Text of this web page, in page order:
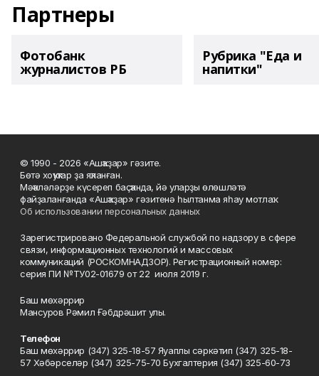
Партнеры
Фотобанк
журналистов РБ
Рубрика "Еда и
напитки"
© 1990 - 2026 «Ашҡаҙар» гәзите.
Бөтә хоҡуҡтар ҙа яҡланған.
Мәҡәләләрҙе күсереп баҫҡанда, йә уларҙы өлөшләтә
файҙаланғанда «Ашҡаҙар» гәзитенә һылтанма яһау мотлаҡ.
Об использовании персональных данных
Зарегистрировано Федеральной службой по надзору в сфере
связи, информационных технологий и массовых
коммуникаций (РОСКОМНАДЗОР). Регистрационный номер:
серия ПИ №ТУ02-01679 от 22 июля 2019 г.
Баш мөхәррир
Мансуров Рәмил Ғәбдрәшит улы.
Телефон
Баш мөхәррир (347) 325-18-57 Яуаплы сәркәтип (347) 325-18-
57 Хәбәрселәр (347) 325-75-70 Бухгалтерия (347) 325-60-73